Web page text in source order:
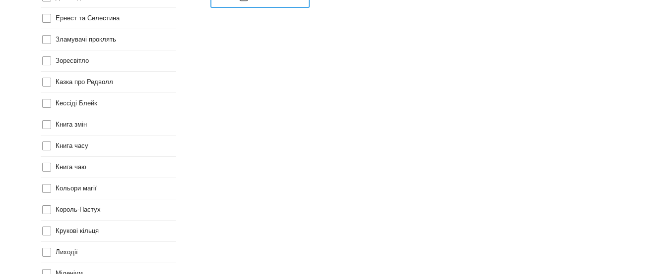
Ернест та Селестина
Зламувачі проклять
Зоресвітло
Казка про Редволл
Кессіді Блейк
Книга змін
Книга часу
Книга чаю
Кольори магії
Король-Пастух
Крукові кільця
Лиходії